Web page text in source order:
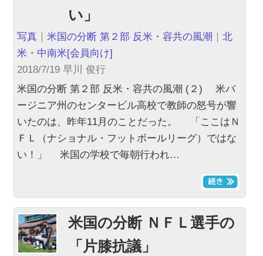
い」
写真 ｜米国の分断 第２部 反米・容共の風潮 ｜北
米・中南米[会員向け]
2018/7/19 早川 俊行
米国の分断 第２部 反米・容共の風潮 (２) 米バ
ージニア州のセンタービル高校で教師の怒号が響
いたのは、昨年11月のことだった。 「ここはＮ
ＦＬ（ナショナル・フットボールリーグ）ではな
い！」 米国の学校で毎朝行われ…
米国の分断 ＮＦＬ選手の
「片膝抗議」